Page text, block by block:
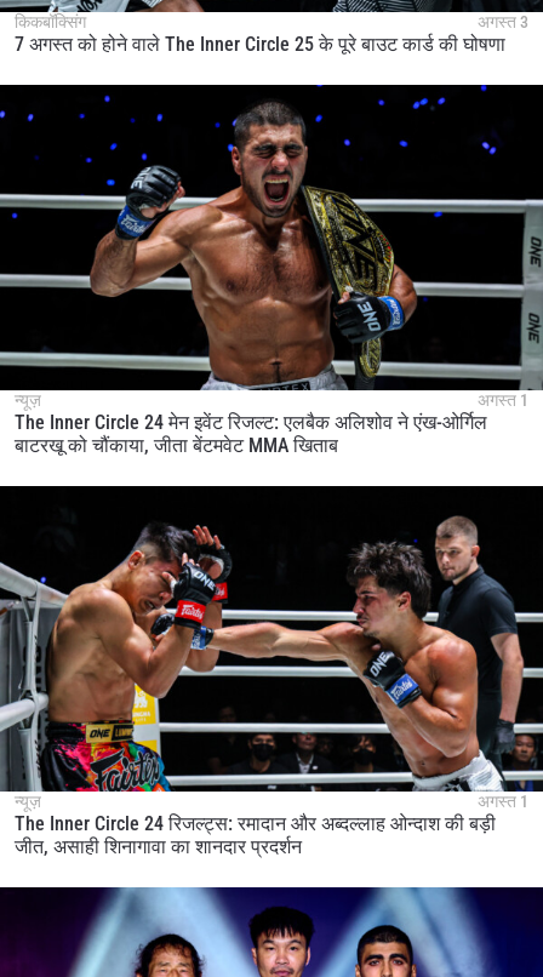
किकबॉक्सिंग अगस्त 3
7 अगस्त को होने वाले The Inner Circle 25 के पूरे बाउट कार्ड की घोषणा
न्यूज़ अगस्त 1
The Inner Circle 24 मेन इवेंट रिजल्ट: एलबैक अलिशोव ने एंख-ओर्गिल
बाटरखू को चौंकाया, जीता बेंटमवेट MMA खिताब
न्यूज़ अगस्त 1
The Inner Circle 24 रिजल्ट्स: रमादान और अब्दल्लाह ओन्दाश की बड़ी
जीत, असाही शिनागावा का शानदार प्रदर्शन